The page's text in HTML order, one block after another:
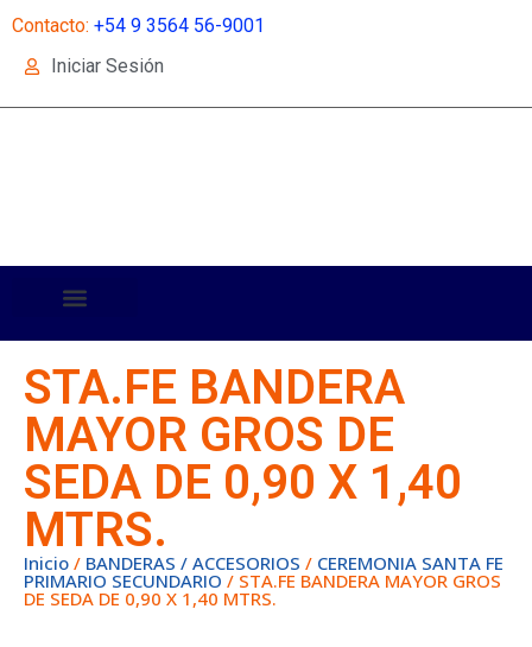
Contacto: +54 9 3564 56-9001
Iniciar Sesión
STA.FE BANDERA
MAYOR GROS DE
SEDA DE 0,90 X 1,40
MTRS.
Inicio / BANDERAS / ACCESORIOS / CEREMONIA SANTA FE
PRIMARIO SECUNDARIO / STA.FE BANDERA MAYOR GROS
DE SEDA DE 0,90 X 1,40 MTRS.